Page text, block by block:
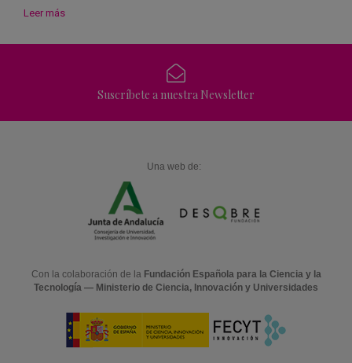
Leer más
Suscríbete a nuestra Newsletter
Una web de:
Con la colaboración de la Fundación Española para la Ciencia y la
Tecnología — Ministerio de Ciencia, Innovación y Universidades